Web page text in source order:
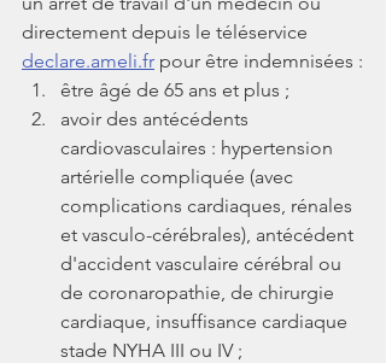
directement depuis le téléservice
declare.ameli.fr pour être indemnisées :
être âgé de 65 ans et plus ;
avoir des antécédents
cardiovasculaires : hypertension
artérielle compliquée (avec
complications cardiaques, rénales
et vasculo-cérébrales), antécédent
d'accident vasculaire cérébral ou
de coronaropathie, de chirurgie
cardiaque, insuffisance cardiaque
stade NYHA III ou IV ;